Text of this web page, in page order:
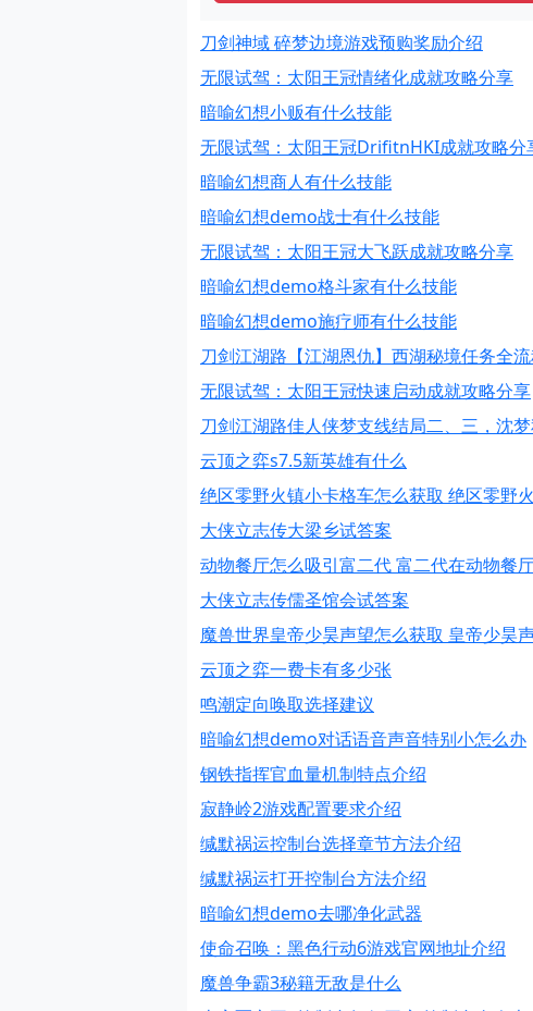
刀剑神域 碎梦边境游戏预购奖励介绍
无限试驾：太阳王冠情绪化成就攻略分享
暗喻幻想小贩有什么技能
无限试驾：太阳王冠DrifitnHKI成就攻略分
暗喻幻想商人有什么技能
暗喻幻想demo战士有什么技能
无限试驾：太阳王冠大飞跃成就攻略分享
暗喻幻想demo格斗家有什么技能
暗喻幻想demo施疗师有什么技能
刀剑江湖路【江湖恩仇】西湖秘境任务全
无限试驾：太阳王冠快速启动成就攻略分享
刀剑江湖路佳人侠梦支线结局二、三，沈
云顶之弈s7.5新英雄有什么
绝区零野火镇小卡格车怎么获取 绝区零野
大侠立志传大梁乡试答案
动物餐厅怎么吸引富二代 富二代在动物餐
大侠立志传儒圣馆会试答案
魔兽世界皇帝少昊声望怎么获取 皇帝少昊
云顶之弈一费卡有多少张
鸣潮定向唤取选择建议
暗喻幻想demo对话语音声音特别小怎么办
钢铁指挥官血量机制特点介绍
寂静岭2游戏配置要求介绍
缄默祸运控制台选择章节方法介绍
缄默祸运打开控制台方法介绍
暗喻幻想demo去哪净化武器
使命召唤：黑色行动6游戏官网地址介绍
魔兽争霸3秘籍无敌是什么